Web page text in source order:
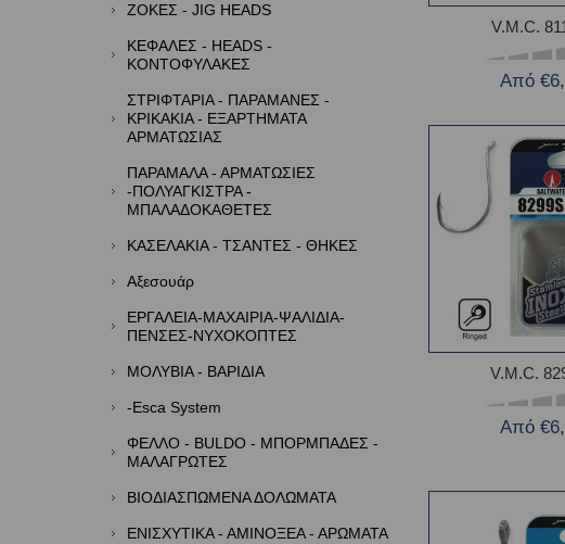
V.M.C.
Από
V.M.C.
Από
ΖΟΚΕΣ - JIG HEADS
ΚΕΦΑΛΕΣ - HEADS -
ΚΟΝΤΟΦΥΛΑΚΕΣ
ΣΤΡΙΦΤΑΡΙΑ - ΠΑΡΑΜΑΝΕΣ -
ΚΡΙΚΑΚΙΑ - ΕΞΑΡΤΗΜΑΤΑ
ΑΡΜΑΤΩΣΙΑΣ
ΠΑΡΑΜΑΛΑ - ΑΡΜΑΤΩΣΙΕΣ
-ΠΟΛΥΑΓΚΙΣΤΡΑ -
ΜΠΑΛΑΔΟΚΑΘΕΤΕΣ
ΚΑΣΕΛΑΚΙΑ - ΤΣΑΝΤΕΣ - ΘΗΚΕΣ
Αξεσουάρ
ΕΡΓΑΛΕΙΑ-ΜΑΧΑΙΡΙΑ-ΨΑΛΙΔΙΑ-
ΠΕΝΣΕΣ-ΝΥΧΟΚΟΠΤΕΣ
ΜΟΛΥΒΙΑ - ΒΑΡΙΔΙΑ
-Esca System
ΦΕΛΛΟ - BULDO - ΜΠΟΡΜΠΑΔΕΣ -
ΜΑΛΑΓΡΩΤΕΣ
ΒΙΟΔΙΑΣΠΩΜΕΝΑ ΔΟΛΩΜΑΤΑ
ΕΝΙΣΧΥΤΙΚΑ - ΑΜΙΝΟΞΕΑ - ΑΡΩΜΑΤΑ